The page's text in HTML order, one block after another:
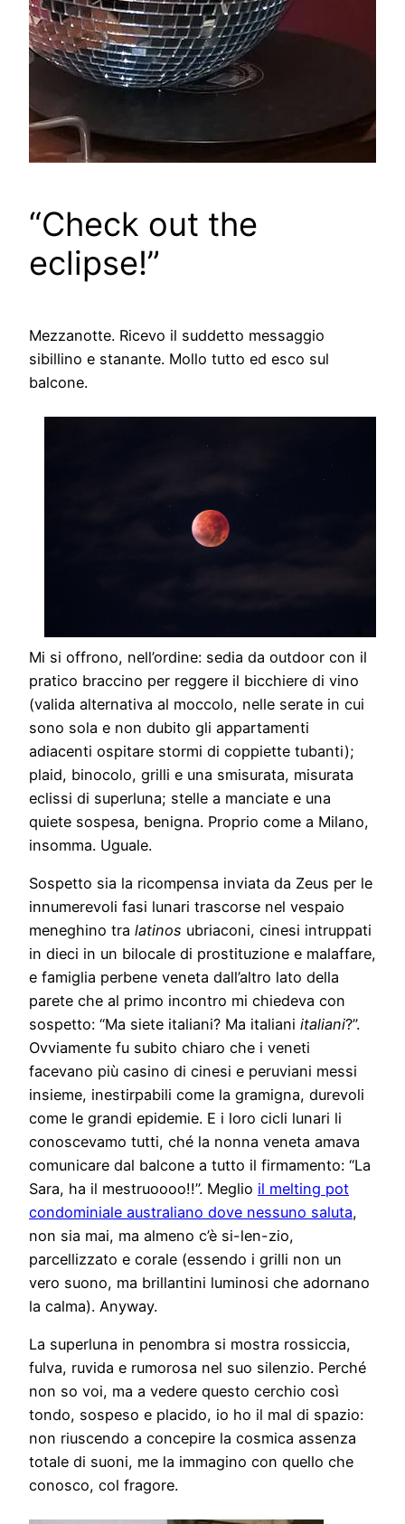
“Check out the
eclipse!”
Mezzanotte. Ricevo il suddetto messaggio
sibillino e stanante. Mollo tutto ed esco sul
balcone.
Mi si offrono, nell’ordine: sedia da outdoor con il
pratico braccino per reggere il bicchiere di vino
(valida alternativa al moccolo, nelle serate in cui
sono sola e non dubito gli appartamenti
adiacenti ospitare stormi di coppiette tubanti);
plaid, binocolo, grilli e una smisurata, misurata
eclissi di superluna; stelle a manciate e una
quiete sospesa, benigna. Proprio come a Milano,
insomma. Uguale.
Sospetto sia la ricompensa inviata da Zeus per le
innumerevoli fasi lunari trascorse nel vespaio
meneghino tra latinos ubriaconi, cinesi intruppati
in dieci in un bilocale di prostituzione e malaffare,
e famiglia perbene veneta dall’altro lato della
parete che al primo incontro mi chiedeva con
sospetto: “Ma siete italiani? Ma italiani italiani?”.
Ovviamente fu subito chiaro che i veneti
facevano più casino di cinesi e peruviani messi
insieme, inestirpabili come la gramigna, durevoli
come le grandi epidemie. E i loro cicli lunari li
conoscevamo tutti, ché la nonna veneta amava
comunicare dal balcone a tutto il firmamento: “La
Sara, ha il mestruoooo!!”. Meglio il melting pot
condominiale australiano dove nessuno saluta,
non sia mai, ma almeno c’è si-len-zio,
parcellizzato e corale (essendo i grilli non un
vero suono, ma brillantini luminosi che adornano
la calma). Anyway.
La superluna in penombra si mostra rossiccia,
fulva, ruvida e rumorosa nel suo silenzio. Perché
non so voi, ma a vedere questo cerchio così
tondo, sospeso e placido, io ho il mal di spazio:
non riuscendo a concepire la cosmica assenza
totale di suoni, me la immagino con quello che
conosco, col fragore.